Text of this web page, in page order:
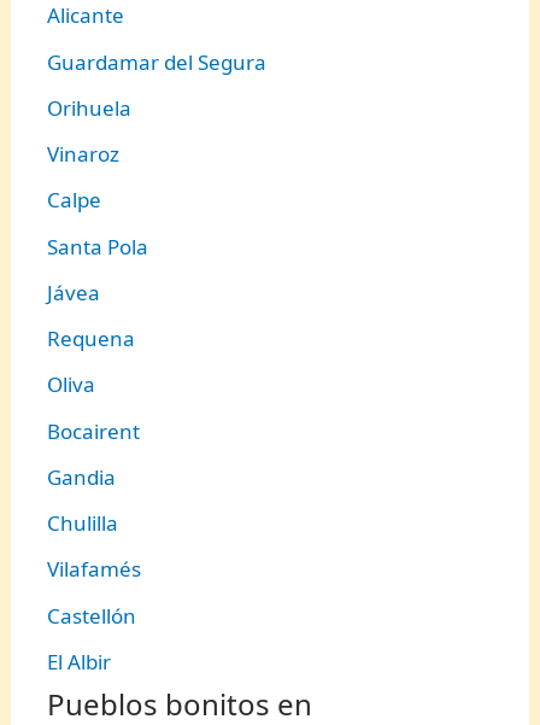
Alicante
Guardamar del Segura
Orihuela
Vinaroz
Calpe
Santa Pola
Jávea
Requena
Oliva
Bocairent
Gandia
Chulilla
Vilafamés
Castellón
El Albir
Pueblos bonitos en